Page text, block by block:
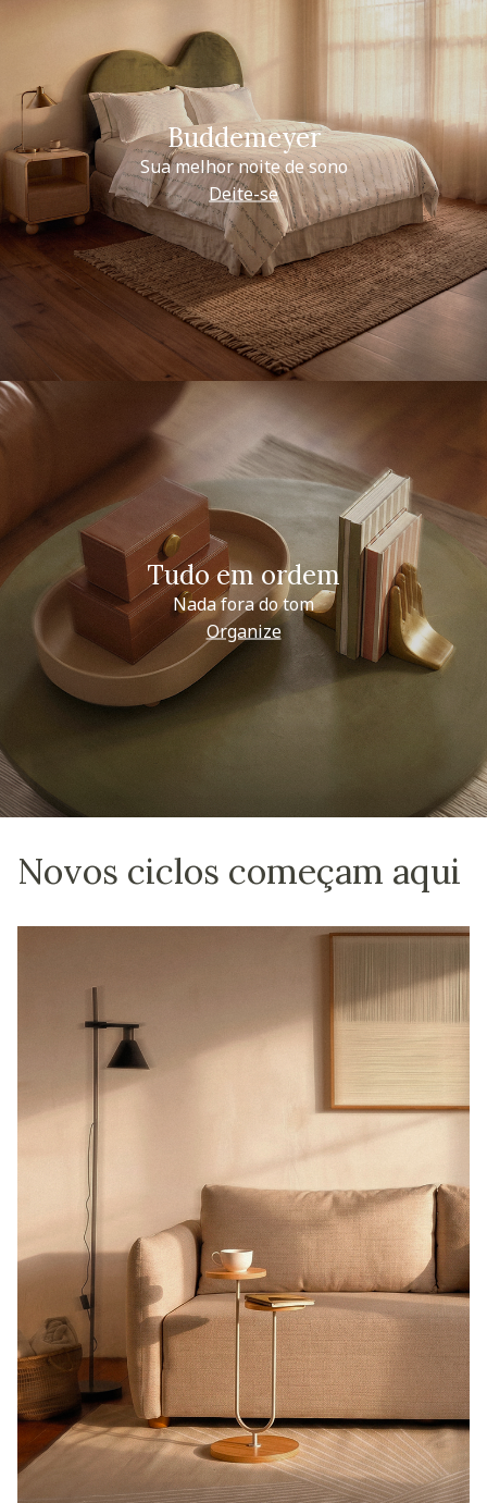
Buddemeyer
Sua melhor noite de sono
Deite-se
Tudo em ordem
Nada fora do tom
Organize
Novos ciclos começam aqui